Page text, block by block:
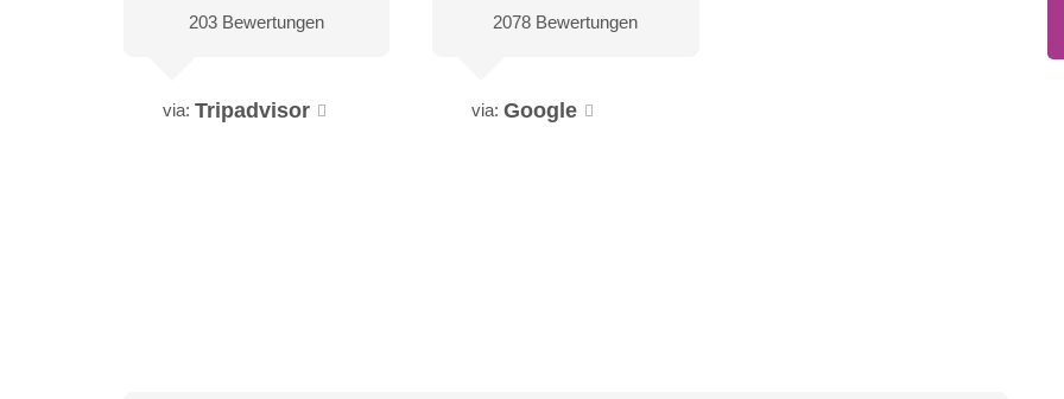
203 Bewertungen
via: Tripadvisor
2078 Bewertungen
via: Google